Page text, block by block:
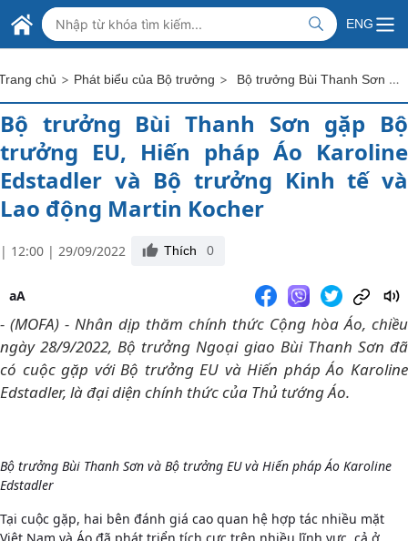
Skip to Main Content
BỘ NGOẠI GIAO VIỆT NAM
MINISTRY OF FOREIGN AFFAIRS
ENG
chủ > Phát biểu của Bộ trưởng > Bộ trưởng Bùi Thanh Sơn gặp Bộ trưởng EU, Hiến pháp Áo Karoline Edstadler và Bộ trưởng Kinh tế và Lao động Martin Kocher
Bộ trưởng Bùi Thanh Sơn gặp Bộ
trưởng EU, Hiến pháp Áo Karoline
Edstadler và Bộ trưởng Kinh tế và
Lao động Martin Kocher
| 12:00 | 29/09/2022 Thích 0
aA
- (MOFA) - Nhân dịp thăm chính thức Cộng hòa Áo, chiều
ngày 28/9/2022, Bộ trưởng Ngoại giao Bùi Thanh Sơn đã
có cuộc gặp với Bộ trưởng EU và Hiến pháp Áo Karoline
Edstadler, là đại diện chính thức của Thủ tướng Áo.
Bộ trưởng Bùi Thanh Sơn và Bộ trưởng EU và Hiến pháp Áo Karoline
Edstadler
Tại cuộc gặp, hai bên đánh giá cao quan hệ hợp tác nhiều mặt
Việt Nam và Áo đã phát triển tích cực trên nhiều lĩnh vực, cả ở